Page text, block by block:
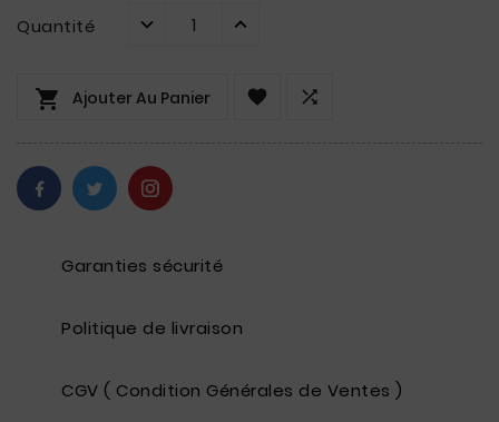
Quantité
 Ajouter Au Panier  
Garanties sécurité
Politique de livraison
CGV ( Condition Générales de Ventes )